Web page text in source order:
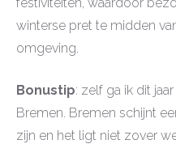
winterse pret te midden
omgeving.
Bonustip: zelf ga ik dit
Bremen. Bremen schijnt
zijn en het ligt niet zover